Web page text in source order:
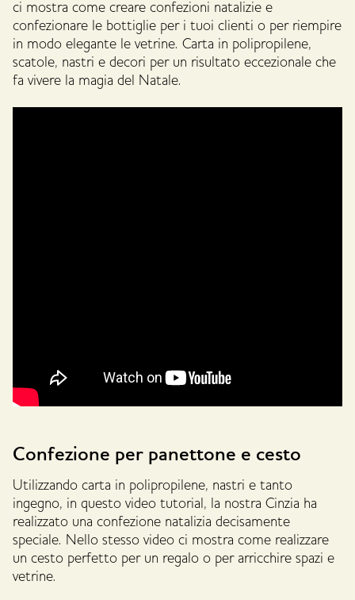
ci mostra come creare confezioni natalizie e
confezionare le bottiglie per i tuoi clienti o per riempire
in modo elegante le vetrine. Carta in polipropilene,
scatole, nastri e decori per un risultato eccezionale che
fa vivere la magia del Natale.
Confezione per panettone e cesto
Utilizzando carta in polipropilene, nastri e tanto
ingegno, in questo video tutorial, la nostra Cinzia ha
realizzato una confezione natalizia decisamente
speciale. Nello stesso video ci mostra come realizzare
un cesto perfetto per un regalo o per arricchire spazi e
vetrine.